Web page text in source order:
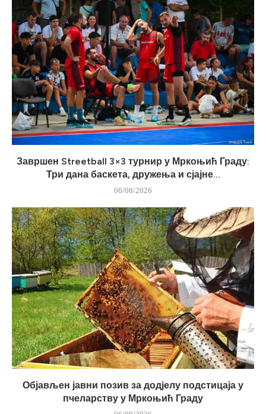
Завршен Streetball 3×3 турнир у Мркоњић Граду:
Три дана баскета, дружења и сјајне...
06/08/2026
Објављен јавни позив за додјелу подстицаја у
пчеларству у Мркоњић Граду